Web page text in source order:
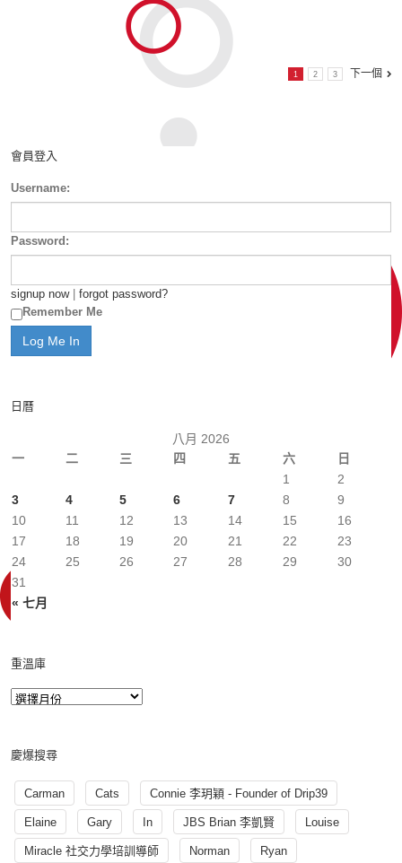
1 2 3 下一個
會員登入
Username:
Password:
signup now| forgot password?
Remember Me
日曆
八月 2026
一
二 三 四 五 六 日
« 七月
1
2
3
4 5 6 7 8
9
10
11 12 13 14 15
16
17
18 19 20 21 22
23
24
25 26 27 28 29
30
31
重溫庫
慶爆搜尋
Carman Cats Connie 李玥穎 - Founder of Drip39
Elaine Gary In JBS Brian 李凱賢 Louise
Miracle 社交力學培訓導師 Norman Ryan